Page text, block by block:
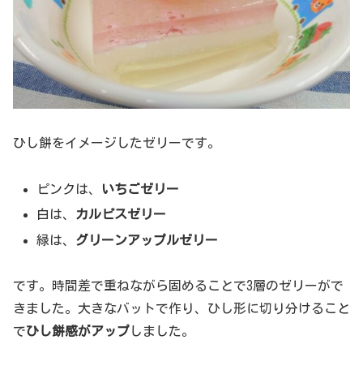
ひし餅をイメージしたゼリーです。
ピンクは、
いちごゼリー
白は、 カルピスゼリー
緑は、 グリーンアップルゼリー
です。時間差で重ねながら固めることで3層のゼリーがで
きました。大きなバットで作り、ひし形に切り分けること
でひし餅感がアップしました。